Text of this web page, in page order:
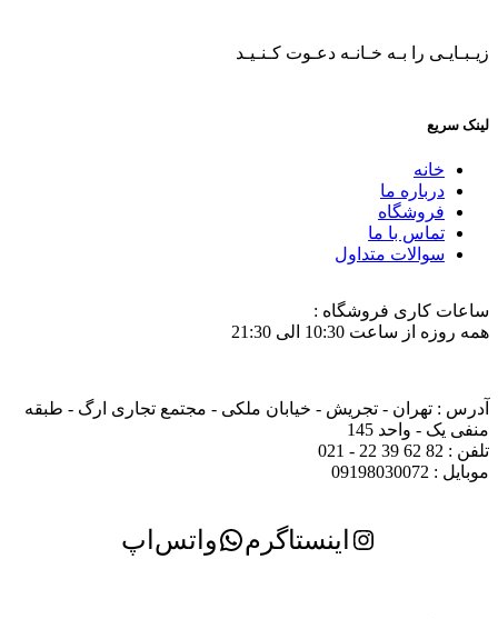
زیـبـایـی را بـه خـانـه دعـوت کـنـیـد
لینک سریع
خانه
درباره ما
فروشگاه
تماس با ما
سوالات متداول
ساعات کاری فروشگاه :
همه روزه از ساعت 10:30 الی 21:30
آدرس : تهران - تجریش - خیابان ملکی - مجتمع تجاری ارگ - طبقه
منفی یک - واحد 145
تلفن : 82 62 39 22 - 021
موبایل : 09198030072
اینستاگرم واتس‌اپ